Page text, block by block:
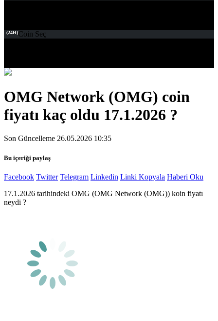
(24H)Coin Seç
OMG Network (OMG) coin
fiyatı kaç oldu 17.1.2026 ?
Son Güncelleme 26.05.2026 10:35
Bu içeriği paylaş
Facebook Twitter Telegram Linkedin Linki Kopyala Haberi Oku
17.1.2026 tarihindeki OMG (OMG Network (OMG)) koin fiyatı
neydi ?